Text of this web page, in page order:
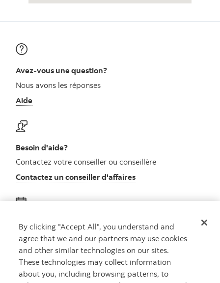
Avez-vous une question?
Nous avons les réponses
Aide
Besoin d'aide?
Contactez votre conseiller ou conseillère
Contactez un conseiller d'affaires
Obtenez des conseils
Rencontrez un conseiller
Prenez rendez-vous
By clicking "Accept All", you understand and
agree that we and our partners may use cookies
and other similar technologies on our sites.
These technologies may collect information
about you, including browsing patterns, to